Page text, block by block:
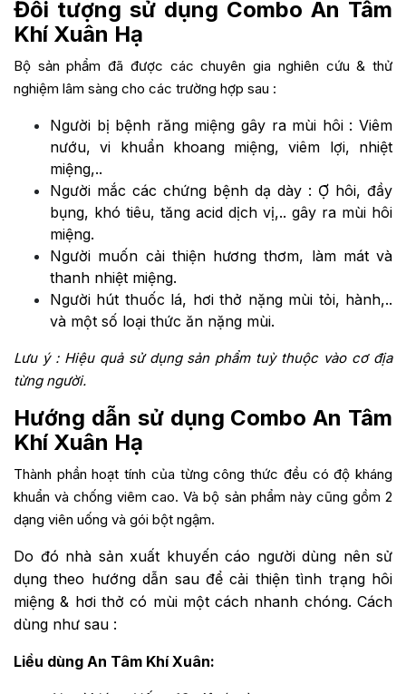
Đối tượng sử dụng Combo An Tâm
Khí Xuân Hạ
Bộ sản phẩm đã được các chuyên gia nghiên cứu & thử
nghiệm lâm sàng cho các trường hợp sau :
Người bị bệnh răng miệng gây ra mùi hôi : Viêm
nướu, vi khuẩn khoang miệng, viêm lợi, nhiệt
miệng,..
Người mắc các chứng bệnh dạ dày : Ợ hôi, đầy
bụng, khó tiêu, tăng acid dịch vị,.. gây ra mùi hôi
miệng.
Người muốn cải thiện hương thơm, làm mát và
thanh nhiệt miệng.
Người hút thuốc lá, hơi thở nặng mùi tỏi, hành,..
và một số loại thức ăn nặng mùi.
Lưu ý : Hiệu quả sử dụng sản phẩm tuỳ thuộc vào cơ địa
từng người.
Hướng dẫn sử dụng Combo An Tâm
Khí Xuân Hạ
Thành phần hoạt tính của từng công thức đều có độ kháng
khuẩn và chống viêm cao. Và bộ sản phẩm này cũng gồm 2
dạng viên uống và gói bột ngậm.
Do đó nhà sản xuất khuyến cáo người dùng nên sử
dụng theo hướng dẫn sau để cải thiện tình trạng hôi
miệng & hơi thở có mùi một cách nhanh chóng. Cách
dùng như sau :
Liều dùng An Tâm Khí Xuân: